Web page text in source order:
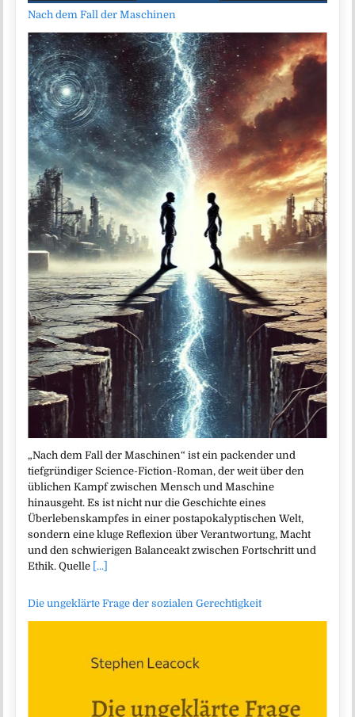
Nach dem Fall der Maschinen
„Nach dem Fall der Maschinen“ ist ein packender und
tiefgründiger Science-Fiction-Roman, der weit über den
üblichen Kampf zwischen Mensch und Maschine
hinausgeht. Es ist nicht nur die Geschichte eines
Überlebenskampfes in einer postapokalyptischen Welt,
sondern eine kluge Reflexion über Verantwortung, Macht
und den schwierigen Balanceakt zwischen Fortschritt und
Ethik. Quelle [...]
Die ungeklärte Frage der sozialen Gerechtigkeit